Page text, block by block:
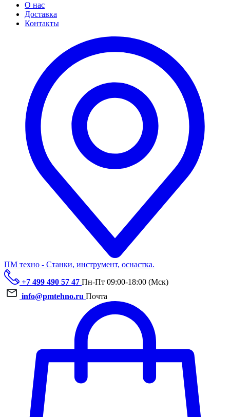
О нас
Доставка
Контакты
ПМ техно - Станки, инструмент, оснастка.
+7 499 490 57 47 Пн-Пт 09:00-18:00 (Мск)
info@pmtehno.ru Почта